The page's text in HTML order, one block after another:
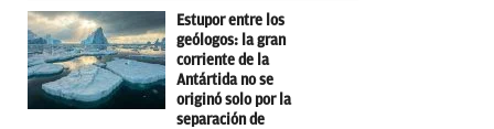
Estupor entre los
geólogos: la gran
corriente de la
Antártida no se
originó solo por la
separación de